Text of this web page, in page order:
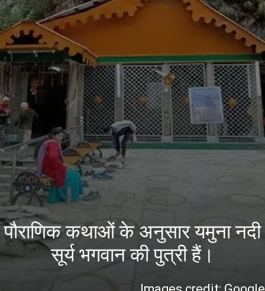
पौराणिक कथाओं के अनुसार यमुना नदी
सूर्य भगवान की पुत्री हैं।